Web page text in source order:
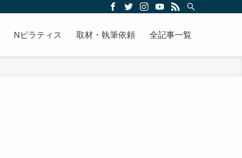
Nピラティス 取材・執筆依頼 全記事一覧